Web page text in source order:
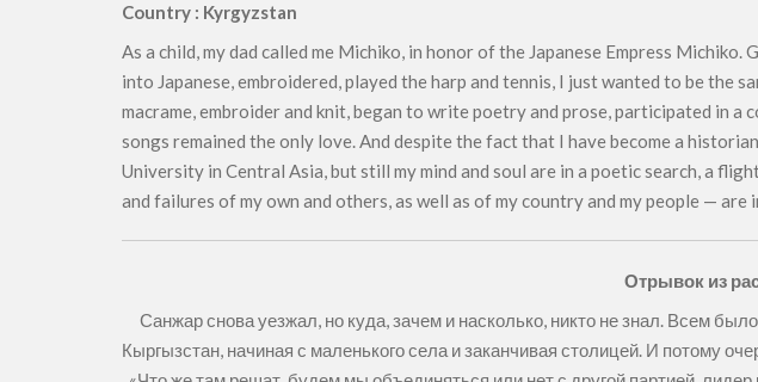
Country : Kyrgyzstan
As a child, my dad called me Michiko, in honor of the Japanese Empress
into Japanese, embroidered, played the harp and tennis, I just wanted to be the
macrame, embroider and knit, began to write poetry and prose, participated in
songs remained the only love. And despite the fact that I have become a
University in Central Asia, but still my mind and soul are in a poetic search, a
and failures of my own and others, as well as of my country and my people —
Отрывок из
Санжар снова уезжал, но куда, зачем и насколько, никто не знал. Всем
Кыргызстан, начиная с маленького села и заканчивая столицей. И потому